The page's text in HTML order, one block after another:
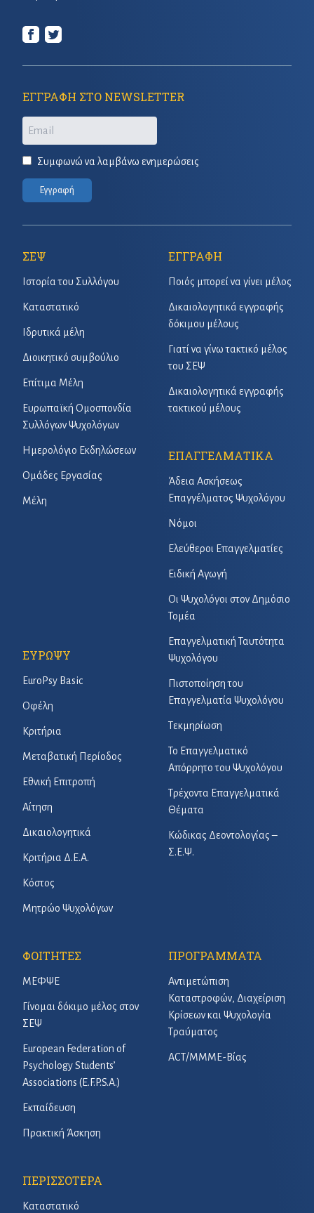
ΕΓΓΡΑΦΗ ΣΤΟ NEWSLETTER
Email
Συμφωνώ να λαμβάνω ενημερώσεις
Εγγραφή
ΣΕΨ
Ιστορία του Συλλόγου
Καταστατικό
Ιδρυτικά μέλη
Διοικητικό συμβούλιο
Επίτιμα Μέλη
Ευρωπαϊκή Ομοσπονδία
Συλλόγων Ψυχολόγων
Ημερολόγιο Εκδηλώσεων
Ομάδες Εργασίας
Μέλη
ΕΓΓΡΑΦΗ
Ποιός μπορεί να γίνει μέλος
Δικαιολογητικά εγγραφής
δόκιμου μέλους
Γιατί να γίνω τακτικό μέλος
του ΣΕΨ
Δικαιολογητικά εγγραφής
τακτικού μέλους
ΕΠΑΓΓΕΛΜΑΤΙΚΑ
Άδεια Ασκήσεως
Επαγγέλματος Ψυχολόγου
Νόμοι
Ελεύθεροι Επαγγελματίες
Ειδική Αγωγή
Οι Ψυχολόγοι στον Δημόσιο
Τομέα
Επαγγελματική Ταυτότητα
Ψυχολόγου
Πιστοποίηση του
Επαγγελματία Ψυχολόγου
Τεκμηρίωση
Το Επαγγελματικό
Απόρρητο του Ψυχολόγου
Τρέχοντα Επαγγελματικά
Θέματα
Κώδικας Δεοντολογίας –
Σ.Ε.Ψ.
ΕΥΡΩΨΥ
EuroPsy Basic
Οφέλη
Κριτήρια
Μεταβατική Περίοδος
Εθνική Επιτροπή
Αίτηση
Δικαιολογητικά
Κριτήρια Δ.Ε.Α.
Κόστος
Μητρώο Ψυχολόγων
ΦΟΙΤΗΤΕΣ
ΜΕΦΨΕ
Γίνομαι δόκιμο μέλος στον
ΣΕΨ
European Federation of
Psychology Students’
Associations (E.F.P.S.A.)
Εκπαίδευση
Πρακτική Άσκηση
ΠΡΟΓΡΑΜΜΑΤΑ
Αντιμετώπιση
Καταστροφών, Διαχείριση
Κρίσεων και Ψυχολογία
Τραύματος
ACT/ΜΜΜΕ-Βίας
ΠΕΡΙΣΣΟΤΕΡΑ
Καταστατικό